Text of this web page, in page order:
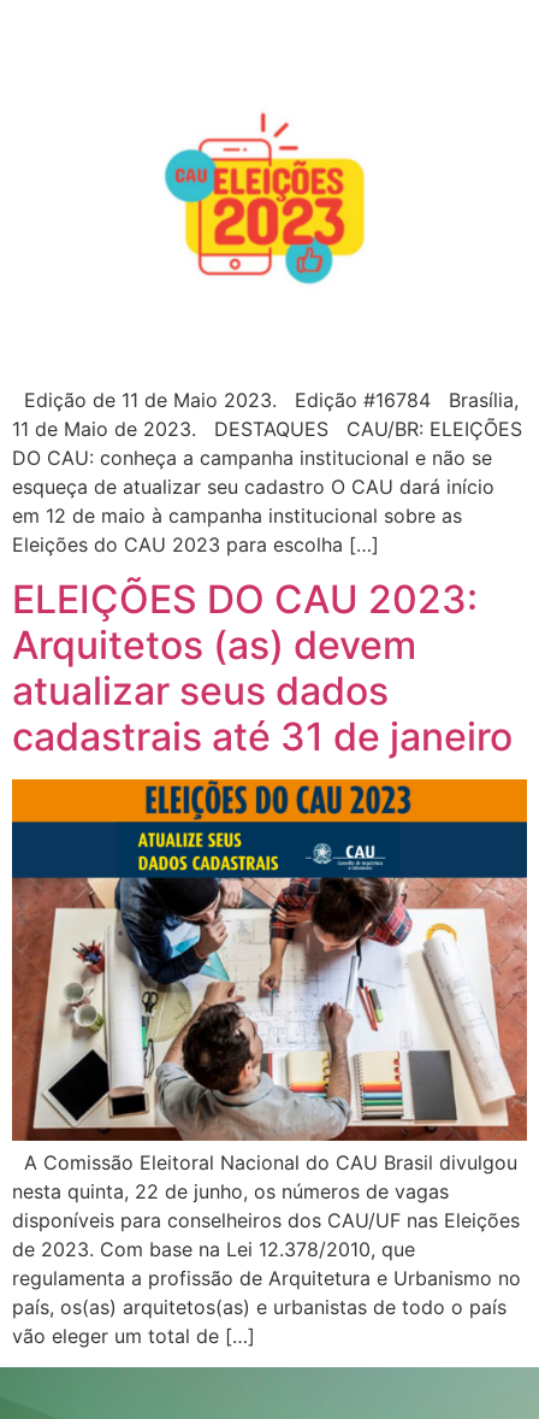
Edição de 11 de Maio 2023. Edição #16784 Brasília,
11 de Maio de 2023. DESTAQUES CAU/BR: ELEIÇÕES
DO CAU: conheça a campanha institucional e não se
esqueça de atualizar seu cadastro O CAU dará início
em 12 de maio à campanha institucional sobre as
Eleições do CAU 2023 para escolha […]
ELEIÇÕES DO CAU 2023:
Arquitetos (as) devem
atualizar seus dados
cadastrais até 31 de janeiro
A Comissão Eleitoral Nacional do CAU Brasil divulgou
nesta quinta, 22 de junho, os números de vagas
disponíveis para conselheiros dos CAU/UF nas Eleições
de 2023. Com base na Lei 12.378/2010, que
regulamenta a profissão de Arquitetura e Urbanismo no
país, os(as) arquitetos(as) e urbanistas de todo o país
vão eleger um total de […]